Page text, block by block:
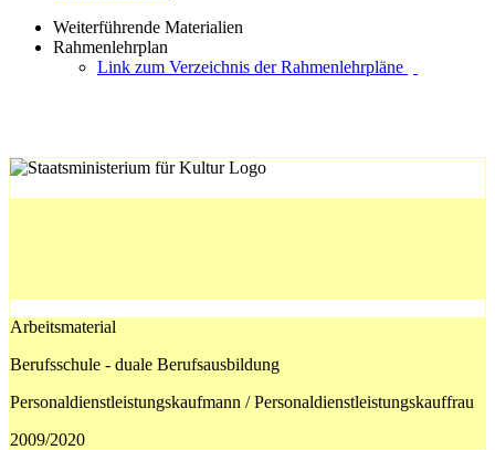
Weiterführende Materialien
Rahmenlehrplan
Link zum Verzeichnis der Rahmenlehrpläne
Arbeitsmaterial
Berufsschule - duale Berufsausbildung
Personaldienstleistungskaufmann / Personaldienstleistungskauffrau
2009/2020